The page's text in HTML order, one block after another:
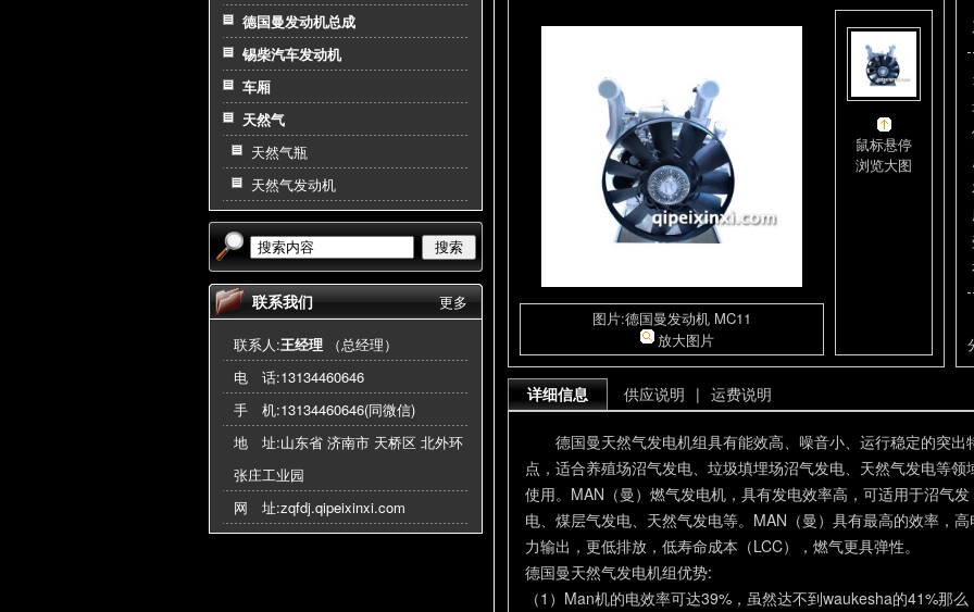
德国曼发动机总成
锡柴汽车发动机
车厢
天然气
天然气瓶
天然气发动机
搜索
更多
联系我们
联系人:王经理 （总经理）
电 话:13134460646
手 机:13134460646(同微信)
地 址:山东省 济南市 天桥区 北外环
张庄工业园
网 址:zqfdj.qipeixinxi.com
图片:德国曼发动机 MC11
放大图片
鼠标悬停
浏览大图
详细信息 供应说明 | 运费说明
德国曼天然气发电机组具有能效高、噪音小、运行稳定的突出
点，适合养殖场沼气发电、垃圾填埋场沼气发电、天然气发电等领
使用。MAN（曼）燃气发电机，具有发电效率高，可适用于沼气发
电、煤层气发电、天然气发电等。MAN（曼）具有最高的效率，高
力输出，更低排放，低寿命成本（LCC），燃气更具弹性。
德国曼天然气发电机组优势:
（1）Man机的电效率可达39%，虽然达不到waukesha的41%那么